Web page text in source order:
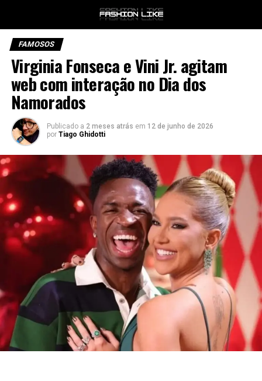
FAMOSOS
Virginia Fonseca e Vini Jr. agitam
web com interação no Dia dos
Namorados
Publicado a 2 meses atrás em 12 de junho de 2026
por Tiago Ghidotti